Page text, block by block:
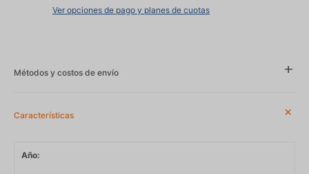
Ver opciones de pago y planes de cuotas
Métodos y costos de envío
Características
Año